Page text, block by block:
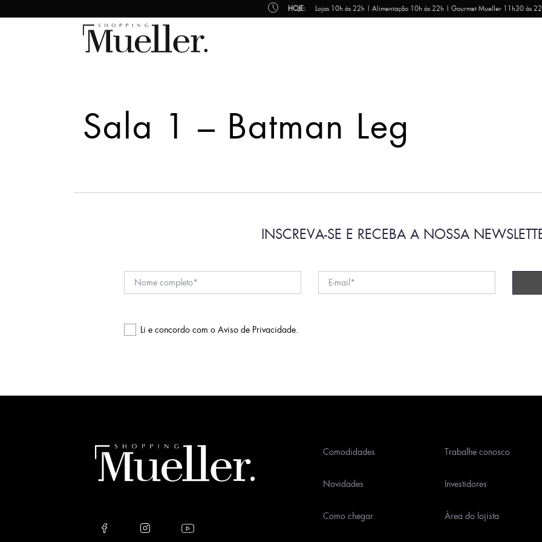
HOJE: Lojas 10h às 22h | Alimentação 10h às 22h | Gourmet Mueller 11h30 às
Sala 1 – Batman Leg
INSCREVA-SE E RECEBA A NOSSA
Li e concordo com o Aviso de Privacidade.
this
Comodidades
Novidades
Como chegar
Trabalhe conosco
Investidores
Área do lojista